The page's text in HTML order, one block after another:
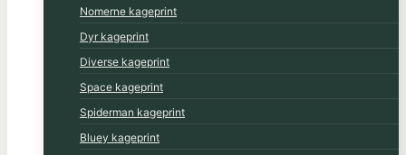
Nomerne kageprint
Dyr kageprint
Diverse kageprint
Space kageprint
Spiderman kageprint
Bluey kageprint